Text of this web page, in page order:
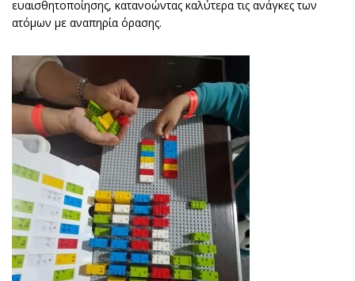
ευαισθητοποίησης, κατανοώντας καλύτερα τις ανάγκες των
ατόμων με αναπηρία όρασης.